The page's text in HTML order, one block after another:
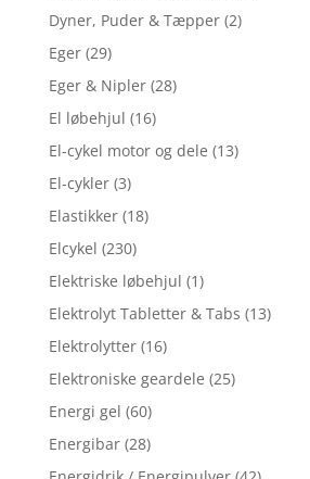
Dyner, Puder & Tæpper (2)
Eger (29)
Eger & Nipler (28)
El løbehjul (16)
El-cykel motor og dele (13)
El-cykler (3)
Elastikker (18)
Elcykel (230)
Elektriske løbehjul (1)
Elektrolyt Tabletter & Tabs (13)
Elektrolytter (16)
Elektroniske geardele (25)
Energi gel (60)
Energibar (28)